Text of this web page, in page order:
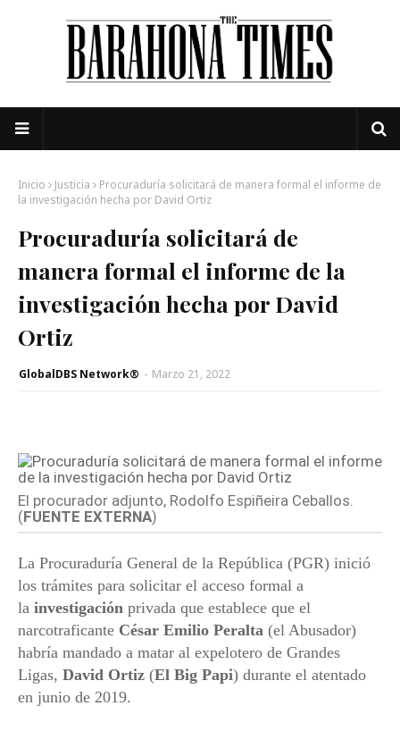
Inicio Justicia
Procuraduría solicitará de manera formal el informe de
la investigación hecha por David Ortiz
Procuraduría solicitará de
manera formal el informe de la
investigación hecha por David
Ortiz
GlobalDBS Network® - Marzo 21, 2022
El procurador adjunto, Rodolfo Espiñeira Ceballos.
(FUENTE EXTERNA)
La Procuraduría General de la República (PGR) inició
los trámites para solicitar el acceso formal a
la investigación privada que establece que el
narcotraficante César Emilio Peralta (el Abusador)
habría mandado a matar al expelotero de Grandes
Ligas, David Ortiz (El Big Papi) durante el atentado
en junio de 2019.